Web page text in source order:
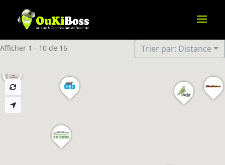
Afficher 1 - 10 de 16 Trier par: Distance